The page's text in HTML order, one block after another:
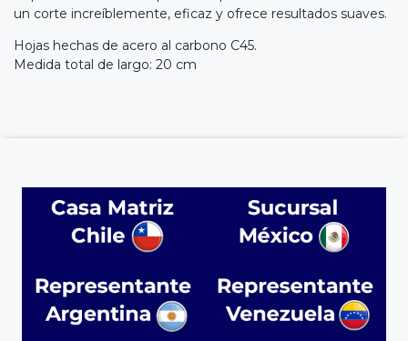
un corte increíblemente, eficaz y ofrece resultados suaves.
Hojas hechas de acero al carbono C45.
Medida total de largo: 20 cm